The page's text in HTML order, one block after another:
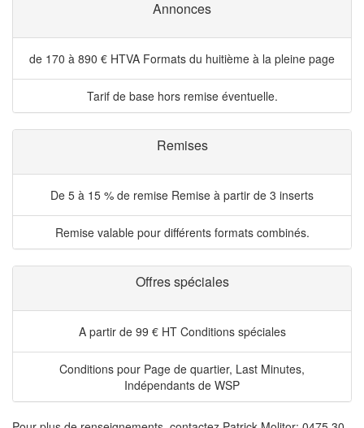
Annonces
de 170 à 890 € HTVA Formats du huitième à la pleine page
Tarif de base hors remise éventuelle.
Remises
De 5 à 15 % de remise Remise à partir de 3 inserts
Remise valable pour différents formats combinés.
Offres spéciales
A partir de 99 € HT Conditions spéciales
Conditions pour Page de quartier, Last Minutes,
Indépendants de WSP